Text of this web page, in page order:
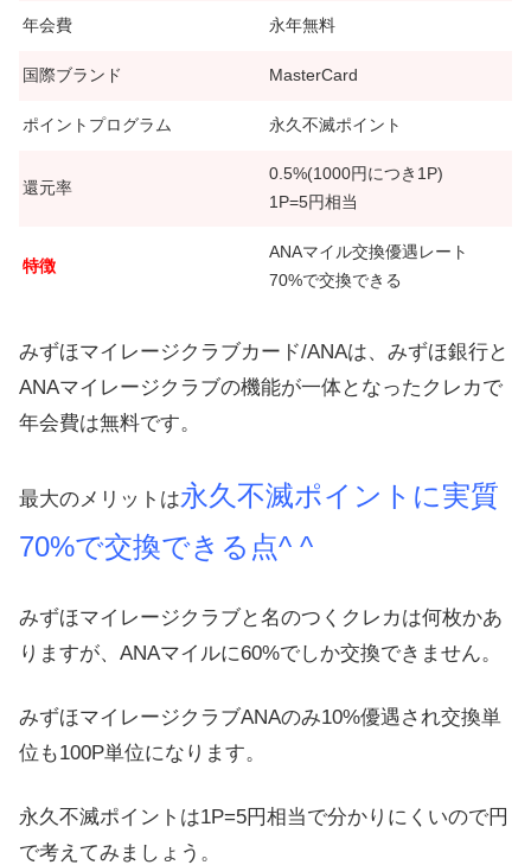
年会費 永年無料
国際ブランド MasterCard
ポイントプログラム 永久不滅ポイント
還元率
0.5%(1000円につき1P)
1P=5円相当
特徴
ANAマイル交換優遇レート
70%で交換できる
みずほマイレージクラブカード/ANAは、みずほ銀行と
ANAマイレージクラブの機能が一体となったクレカで
年会費は無料です。
最大のメリットは永久不滅ポイントに実質
70%で交換できる点^ ^
みずほマイレージクラブと名のつくクレカは何枚かあ
りますが、ANAマイルに60%でしか交換できません。
みずほマイレージクラブANAのみ10%優遇され交換単
位も100P単位になります。
永久不滅ポイントは1P=5円相当で分かりにくいので円
で考えてみましょう。